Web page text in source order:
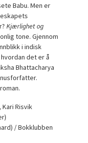
Babu. Men er
Kjærlighet og
tone. Gjennom
i indisk
det er å
Bhattacharya
Risvik
/ Bokklubben